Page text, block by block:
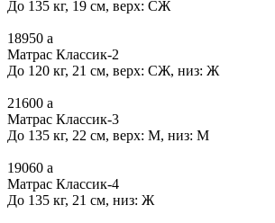
До 135 кг, 19 см, верх: СЖ
18950 a
Матрас Классик-2
До 120 кг, 21 см, верх: СЖ, низ: Ж
21600 a
Матрас Классик-3
До 135 кг, 22 см, верх: М, низ: М
19060 a
Матрас Классик-4
До 135 кг, 21 см, низ: Ж